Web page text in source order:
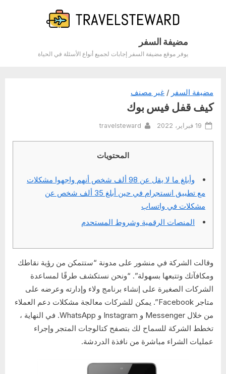
مضيفة السفر
يوفر موقع مضيفة السفر إجابات لجميع أنواع الأسئلة في الحياة
مضيفة السفر / غير مصنف
كيف قفل فيس بوك
Posted
19 فبراير، 2022 By
travelsteward
المحتويات
وأبلغ ما لا يقل عن 98 ألف شخص أنهم واجهوا مشكلات
مع تطبيق انستجرام في حين أبلغ 35 ألف شخص عن
مشكلات في واتساب
المنصات الرقمية وشروط المستحدم
وقالت الشركة في منشور على مدونة “ستتمكن من رؤية نقاطك
ومكافآتك وتتبعها بسهولة”. “ونحن نستكشف طرقًا لمساعدة
الشركات الصغيرة على إنشاء برنامج ولاء وإدارته وعرضه على
متاجر Facebook”. يمكن للشركات معالجة مشكلات دعم العملاء
من خلال Messenger و Instagram و WhatsApp. في النهاية ،
تخطط الشركة للسماح لك بتصفح كتالوجات المتجر وإجراء
عمليات الشراء مباشرة من نافذة الدردشة.